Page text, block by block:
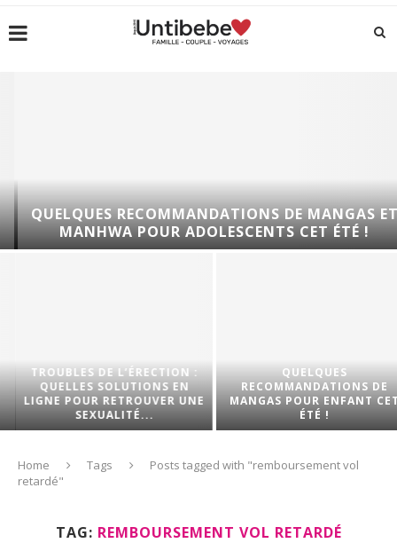
QUELQUES RECOMMANDATIONS DE MANGAS ET
MANHWA POUR ADOLESCENTS CET ÉTÉ !
TROUBLES DE L’ÉRECTION :
QUELLES SOLUTIONS EN
LIGNE POUR RETROUVER UNE
SEXUALITÉ...
QUELQUES
RECOMMANDATIONS DE
MANGAS POUR ENFANT CET
ÉTÉ !
Home Tags
Posts tagged with "remboursement vol
retardé"
TAG: REMBOURSEMENT VOL RETARDÉ